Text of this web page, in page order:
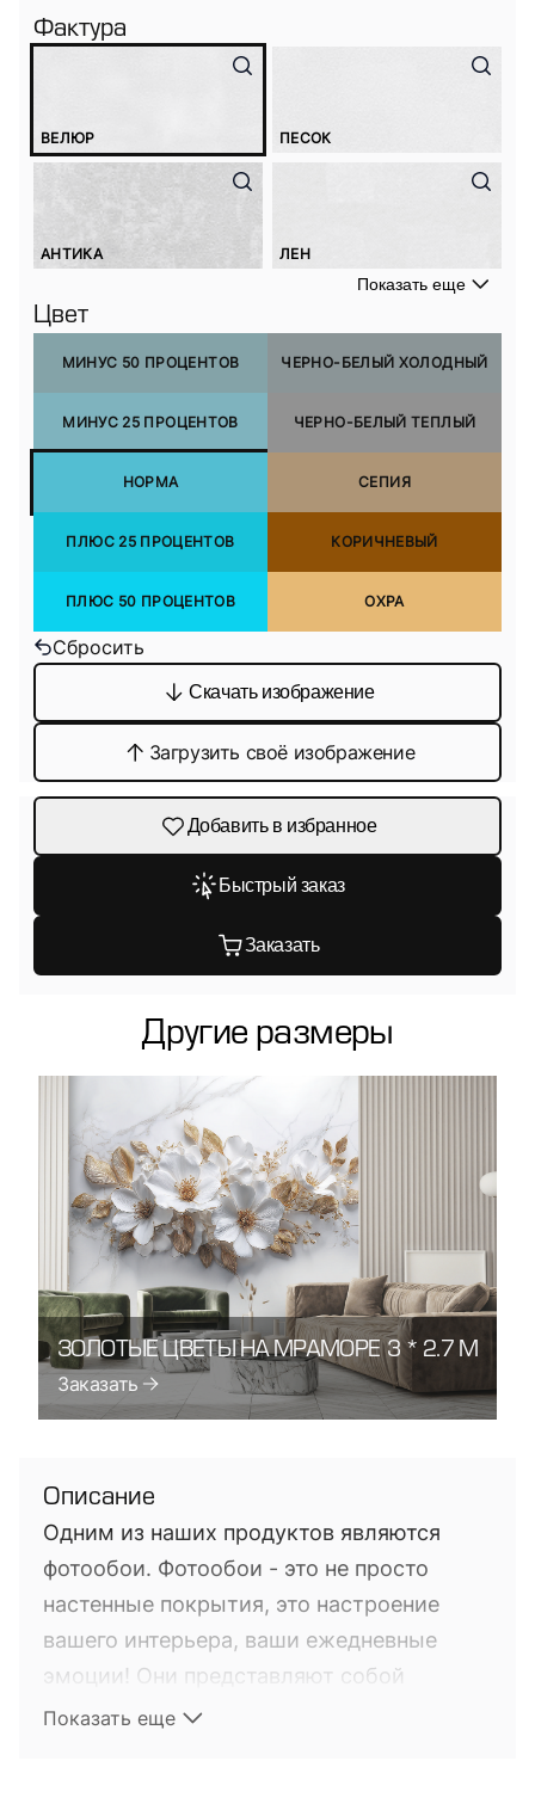
Фактура
ВЕЛЮР ПЕСОК
АНТИКА ЛЕН
Показать еще
Цвет
МИНУС 50 ПРОЦЕНТОВ
МИНУС 25 ПРОЦЕНТОВ
НОРМА
ПЛЮС 25 ПРОЦЕНТОВ
ПЛЮС 50 ПРОЦЕНТОВ
ЧЕРНО-БЕЛЫЙ ХОЛОДНЫЙ
ЧЕРНО-БЕЛЫЙ ТЕПЛЫЙ
СЕПИЯ
КОРИЧНЕВЫЙ
ОХРА
Сбросить
Скачать изображение
Загрузить своё изображение
Добавить в избранное
Быстрый заказ
Заказать
Другие размеры
ЗОЛОТЫЕ ЦВЕТЫ НА МРАМОРЕ 3 * 2.7 М
Заказать
Описание
Одним из наших продуктов являются
фотообои. Фотообои - это не просто
настенные покрытия, это настроение
вашего интерьера, ваши ежедневные
эмоции! Они представляют собой
фотопечать на настенных покрытиях. Это
Показать еще